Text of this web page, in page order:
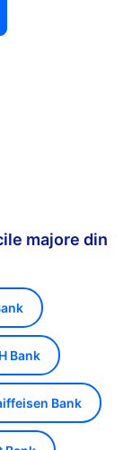
majore din
Bank
Bank